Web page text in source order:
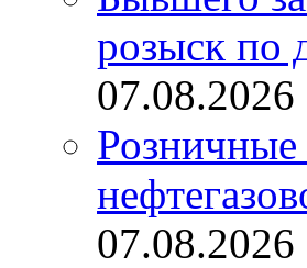
розыск по
Розничные